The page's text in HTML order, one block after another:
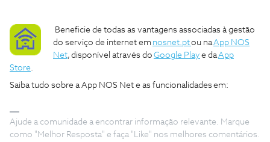
Beneficie de todas as vantagens associadas à gestão
do serviço de internet em nosnet.ptou naApp NOS
Net, disponível através do Google Play e daApp
Store.
Saiba tudo sobre a App NOS Net e as funcionalidades em:
Ajude a comunidade a encontrar informação relevante. Marque
como "Melhor Resposta" e faça "Like" nos melhores comentários.